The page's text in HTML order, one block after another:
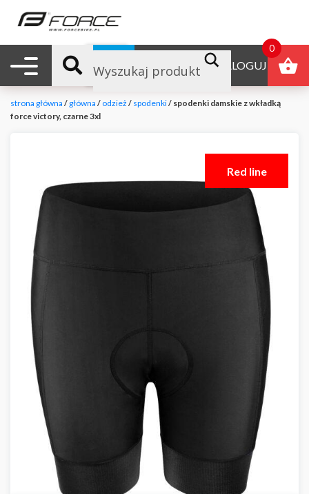
Nawigacja mobilna ZALOGUJ
B2B
strona główna / główna / odzież / spodenki/ spodenki damskie z wkładką
force victory, czarne 3xl
Red line
0